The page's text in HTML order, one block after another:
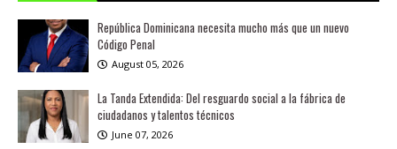
República Dominicana necesita mucho más que un nuevo
Código Penal
August 05, 2026
La Tanda Extendida: Del resguardo social a la fábrica de
ciudadanos y talentos técnicos
June 07, 2026